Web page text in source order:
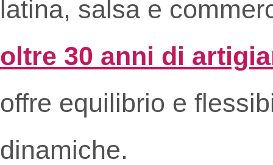
latina, salsa e
oltre 30 anni di
offre equilibrio e
dinamiche.